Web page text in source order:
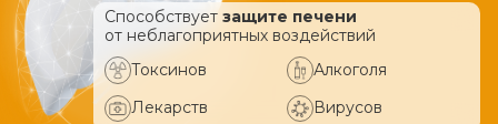
Способствует защите печени
от неблагоприятных воздействий
Токсинов
Алкоголя
Лекарств
Вирусов